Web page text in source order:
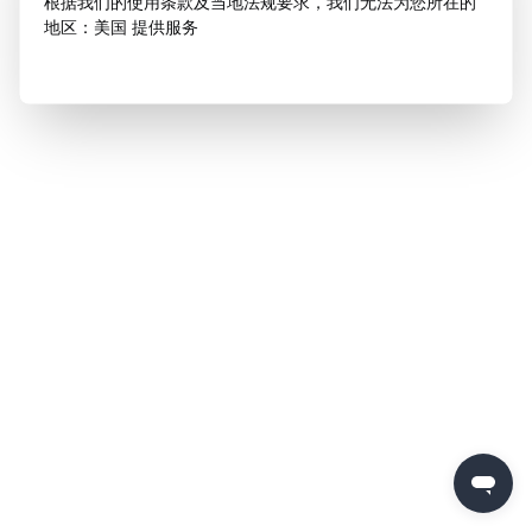
地区：美国 提供服务